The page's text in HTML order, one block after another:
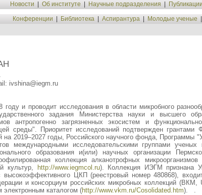
Новости Об институте Научные подразделения Публикации
Конференции Библиотека Аспирантура Молодые ученые
ivshina@iegm.ru
году и проводит исследования в области микробного
задания Министерства науки и высшего
антропогенно загрязненных экосистем и
среды". Приоритет исследований подтвержден грантами
на 2019‒2027 годы, Российского научного фонда,
международными исследовательскими группами ученых
образования и(или) научных организации
коллекция алканотрофных
культур,
http://www.iegmcol.ru). Коллекция ИЭГМ признана
ЦКП (реестровый номер 480868),
и консорциум российских микробных коллекций
каталогом (http://www.vkm.ru/Cosolidated.htm). .